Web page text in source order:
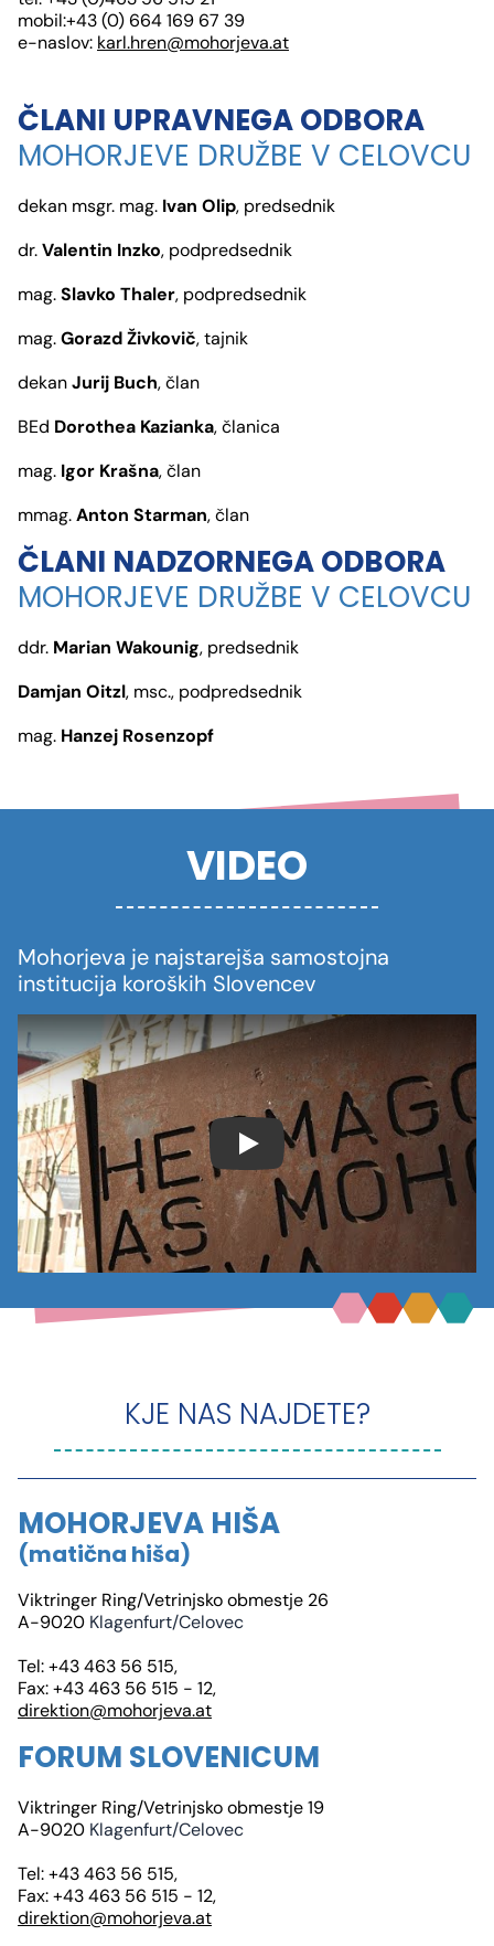
mobil:+43 (0) 664 169 67 39
e-naslov: karl.hren@mohorjeva.at
ČLANI UPRAVNEGA ODBORA
MOHORJEVE DRUŽBE V CELOVCU
dekan msgr. mag. Ivan Olip, predsednik
dr.Valentin Inzko, podpredsednik
mag.Slavko Thaler, podpredsednik
mag.Gorazd Živkovič, tajnik
dekanJurij Buch, član
BEd Dorothea Kazianka, članica
mag. Igor Krašna, član
mmag.Anton Starman, član
ČLANI NADZORNEGA ODBORA
MOHORJEVE DRUŽBE V CELOVCU
ddr. Marian Wakounig, predsednik
Damjan Oitzl, msc., podpredsednik
mag. Hanzej Rosenzopf
VIDEO
Mohorjeva je najstarejša samostojna
institucija koroških Slovencev
KJE NAS NAJDETE?
MOHORJEVA HIŠA
(matična hiša)
Viktringer Ring/Vetrinjsko obmestje 26
A-9020 Klagenfurt/Celovec
Tel: +43 463 56 515,
Fax: +43 463 56 515 - 12,
direktion@mohorjeva.at
FORUM SLOVENICUM
Viktringer Ring/Vetrinjsko obmestje 19
A-9020 Klagenfurt/Celovec
Tel: +43 463 56 515,
Fax: +43 463 56 515 - 12,
direktion@mohorjeva.at